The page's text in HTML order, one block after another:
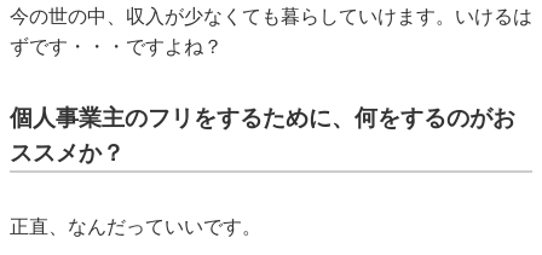
今の世の中、収入が少なくても暮らしていけます。いけるは
ずです・・・ですよね？
個人事業主のフリをするために、何をするのがお
ススメか？
正直、なんだっていいです。